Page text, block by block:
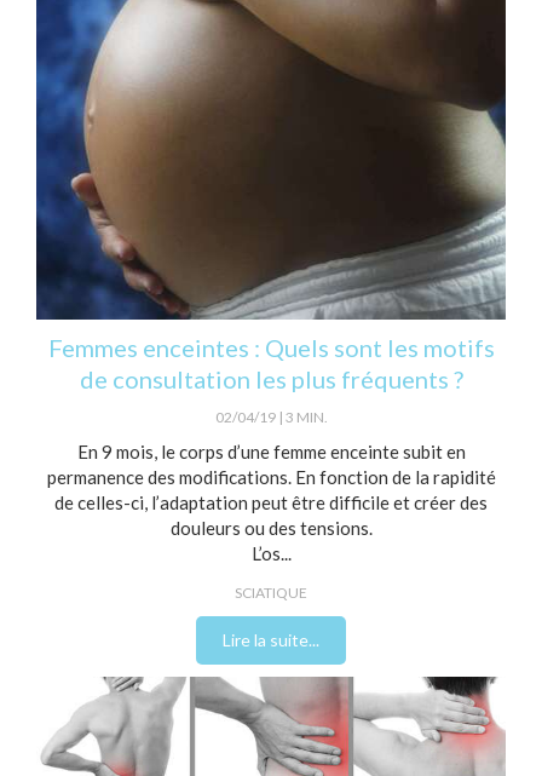
Femmes enceintes : Quels sont les motifs
de consultation les plus fréquents ?
02/04/19 3 MIN.
En 9 mois, le corps d’une femme enceinte subit en
permanence des modifications. En fonction de la rapidité
de celles-ci, l’adaptation peut être difficile et créer des
douleurs ou des tensions.
L’os...
SCIATIQUE
Lire la suite...